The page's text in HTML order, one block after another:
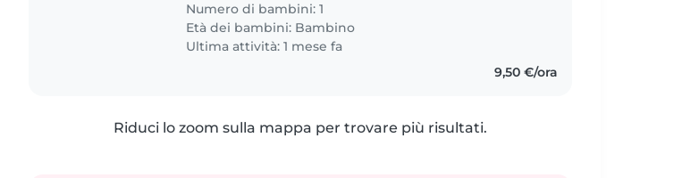
Numero di bambini: 1
Età dei bambini: Bambino
Ultima attività: 1 mese fa
9,50 €/ora
Riduci lo zoom sulla mappa per trovare più risultati.